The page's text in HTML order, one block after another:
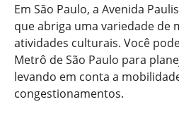
Em São Paulo, a Avenida
que abriga uma variedade de
atividades culturais. Você
Metrô de São Paulo para
levando em conta a
congestionamentos.